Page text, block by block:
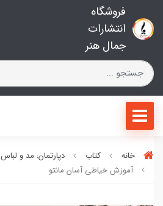
فروشگاه
انتشارات
جمال هنر
خانه کتاب دپارتمان: مد و لباس
آموزش خیاطی آسان مانتو